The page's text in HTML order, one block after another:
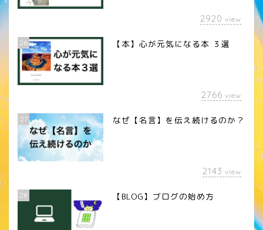
2920 view
26 【本】心が元気になる本 ３選
2766 view
27 なぜ【名言】を伝え続けるのか？
2143 view
28 【BLOG】ブログの始め方